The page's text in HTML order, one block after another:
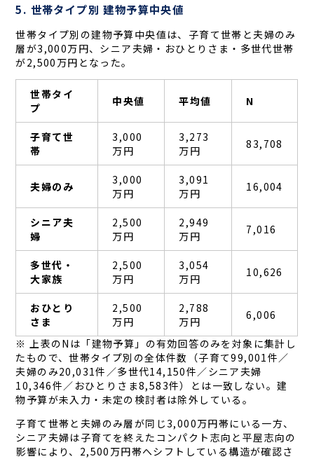
5. 世帯タイプ別 建物予算中央値
世帯タイプ別の建物予算中央値は、子育て世帯と夫婦のみ
層が3,000万円、シニア夫婦・おひとりさま・多世代世帯
が2,500万円となった。
世帯タイ
プ
中央値 平均値 N
子育て世
帯
3,000
万円
3,273
万円
83,708
夫婦のみ
3,000
万円
3,091
万円
16,004
シニア夫
婦
2,500
万円
2,949
万円
7,016
多世代・
大家族
2,500
万円
3,054
万円
10,626
おひとり
さま
2,500
万円
2,788
万円
6,006
※ 上表のNは「建物予算」の有効回答のみを対象に集計し
たもので、世帯タイプ別の全体件数（子育て99,001件／
夫婦のみ20,031件／多世代14,150件／シニア夫婦
10,346件／おひとりさま8,583件）とは一致しない。建
物予算が未入力・未定の検討者は除外している。
子育て世帯と夫婦のみ層が同じ3,000万円帯にいる一方、
シニア夫婦は子育てを終えたコンパクト志向と平屋志向の
影響により、2,500万円帯へシフトしている構造が確認さ